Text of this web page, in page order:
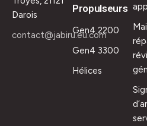
Darois
contact@jabiru.eu.com
Propulseurs
Gen4 2200
Gen4 3300
Hélices